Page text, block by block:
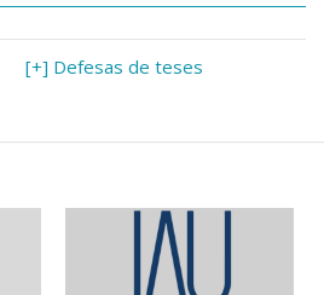
[+] Defesas de teses